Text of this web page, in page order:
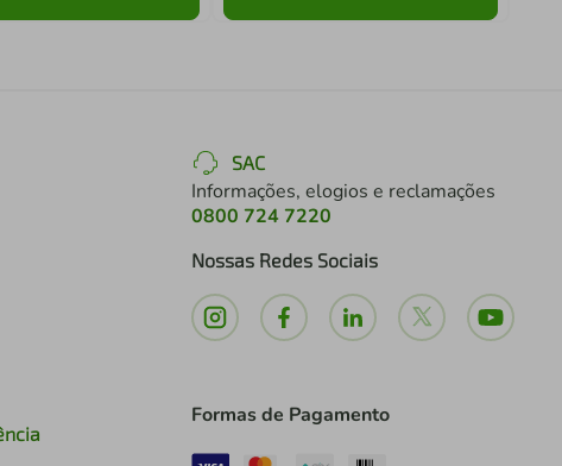
SAC
Informações, elogios e reclamações
0800 724 7220
Nossas Redes Sociais
Formas de Pagamento